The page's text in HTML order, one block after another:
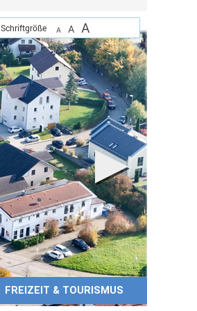
Schriftgröße A A A
FREIZEIT & TOURISMUS